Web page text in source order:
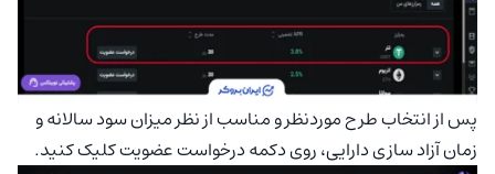
پس از انتخاب طرح موردنظر و مناسب از نظر میزان سود سالانه و
زمان آزاد سازی دارایی، روی دکمه درخواست عضویت کلیک کنید.